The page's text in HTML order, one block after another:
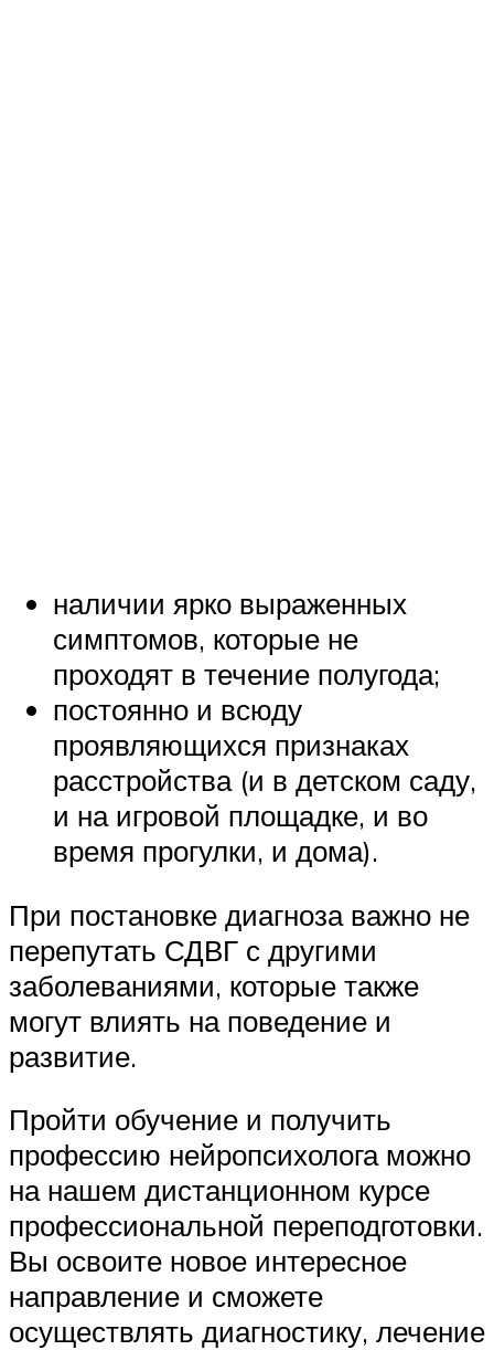
наличии ярко выраженных
симптомов, которые не
проходят в течение полугода;
постоянно и всюду
проявляющихся признаках
расстройства (и в детском саду,
и на игровой площадке, и во
время прогулки, и дома).
При постановке диагноза важно не
перепутать СДВГ с другими
заболеваниями, которые также
могут влиять на поведение и
развитие.
Пройти обучение и получить
профессию нейропсихолога можно
на нашем дистанционном курсе
профессиональной переподготовки.
Вы освоите новое интересное
направление и сможете
осуществлять диагностику, лечение